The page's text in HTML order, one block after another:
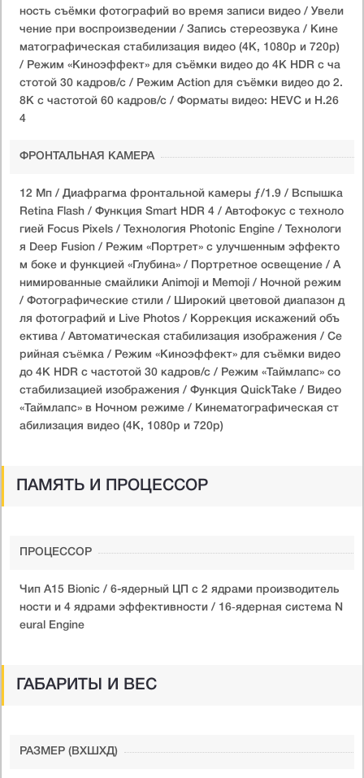
ность съёмки фотографий во время записи видео / Увели
чение при воспроизведении / Запись стереозвука / Кине
матографическая стабилизация видео (4K, 1080p и 720p)
/ Режим «Киноэффект» для съёмки видео до 4K HDR с ча
стотой 30 кадров/с / Режим Action для съёмки видео до 2.
8К с частотой 60 кадров/с / Форматы видео: HEVC и H.26
4
ФРОНТАЛЬНАЯ КАМЕРА
12 Мп / Диафрагма фронтальной камеры ƒ/1.9 / Вспышка
Retina Flash / Функция Smart HDR 4 / Автофокус с техноло
гией Focus Pixels / Технология Photonic Engine / Технологи
я Deep Fusion / Режим «Портрет» с улучшенным эффекто
м боке и функцией «Глубина» / Портретное освещение / А
нимированные смайлики Animoji и Memoji / Ночной режим
/ Фотографические стили / Широкий цветовой диапазон д
ля фотографий и Live Photos / Коррекция искажений объ
ектива / Автоматическая стабилизация изображения / Се
рийная съëмка / Режим «Киноэффект» для съёмки видео
до 4K HDR с частотой 30 кадров/с / Режим «Таймлапс» со
стабилизацией изображения / Функция QuickTake / Видео
«Таймлапс» в Ночном режиме / Кинематографическая ст
абилизация видео (4K, 1080p и 720p)
ПАМЯТЬ И ПРОЦЕССОР
ПРОЦЕССОР
Чип A15 Bionic / 6-ядерный ЦП с 2 ядрами производитель
ности и 4 ядрами эффективности / 16‑ядерная система N
eural Engine
ГАБАРИТЫ И ВЕС
РАЗМЕР (ВXШXД)